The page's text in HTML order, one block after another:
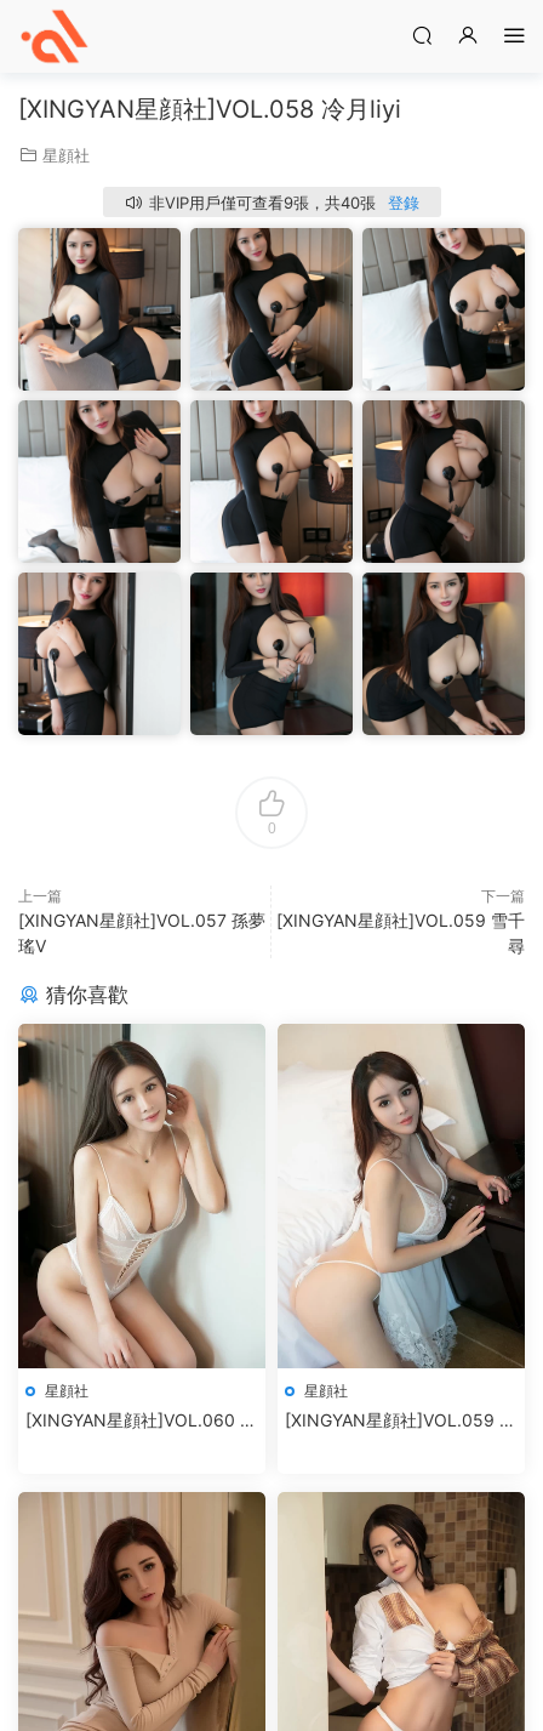
[XINGYAN星顔社]VOL.058 冷月liyi
星顔社
非VIP用戶僅可查看9張，共40張 登錄
0
上一篇
[XINGYAN星顔社]VOL.057 孫夢
瑤V
下一篇
[XINGYAN星顔社]VOL.059 雪千
尋
猜你喜歡
星顔社
[XINGYAN星顔社]VOL.060 麗
星顔社
[XINGYAN星顔社]VOL.059 雪